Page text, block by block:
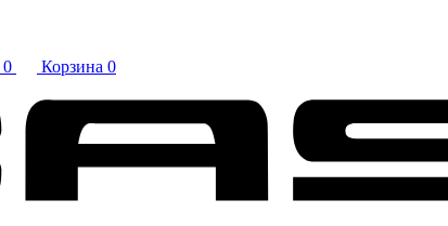
0 Корзина 0